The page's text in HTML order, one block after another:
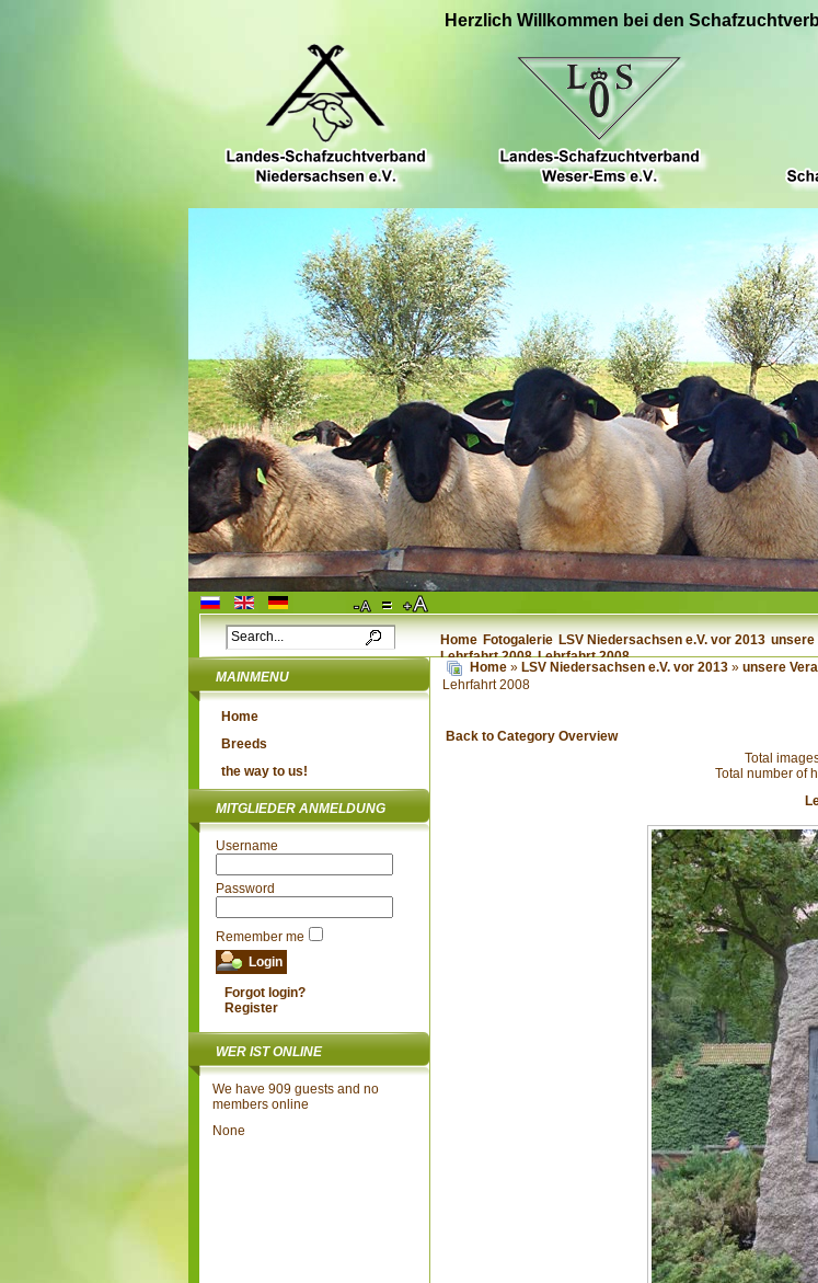
Herzlich Willkommen bei den
Home Fotogalerie LSV Niedersachsen e.V. vor 2013 unsere
Lehrfahrt 2008 Lehrfahrt 2008
MAINMENU
Home
Breeds
the way to us!
MITGLIEDER ANMELDUNG
Username
Password
Remember me
Forgot login?
Register
WER IST ONLINE
We have 909 guests and no
members online
None
Home » LSV Niedersachsen e.V. vor 2013 » unsere
Lehrfahrt 2008
Back to Category Overview
Total
Total number of